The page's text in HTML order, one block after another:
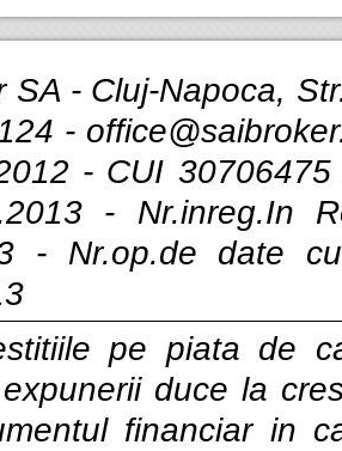
SA - Cluj-Napoca,
-
- CUI
- Nr.inreg.In
- Nr.op.de date
pe piata de
duce la
financiar in